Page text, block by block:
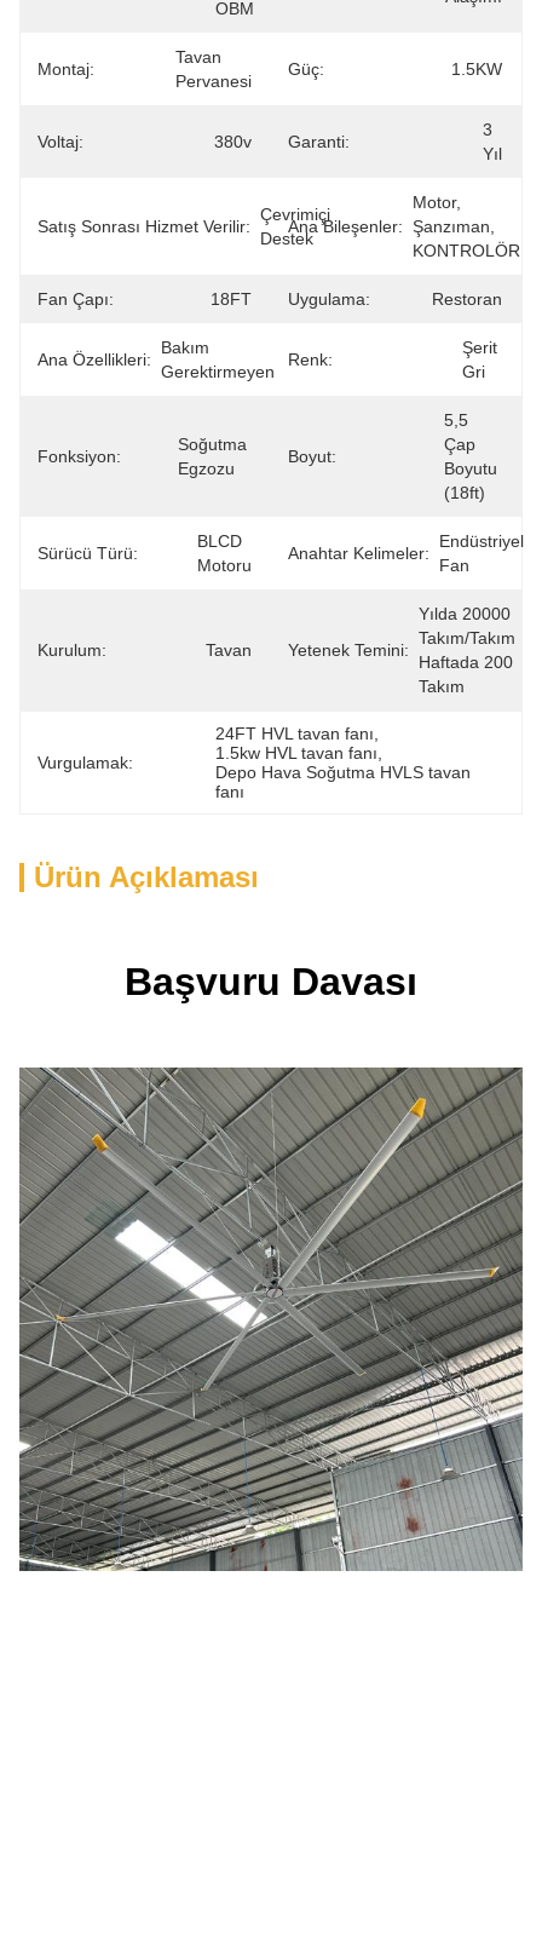
OBM
Montaj:
Tavan
Pervanesi
Güç: 1.5KW
Voltaj: 380v Garanti:
3
Yıl
Satış Sonrası Hizmet Verilir:
Çevrimiçi
Destek
Ana Bileşenler:
Motor,
Şanzıman,
KONTROLÖR
Fan Çapı: 18FT Uygulama: Restoran
Ana Özellikleri:
Bakım
Gerektirmeyen
Renk:
Şerit
Gri
Fonksiyon:
Soğutma
Egzozu
Boyut:
5,5
Çap
Boyutu
(18ft)
Sürücü Türü:
BLCD
Motoru
Anahtar Kelimeler:
Endüstriyel
Fan
Kurulum: Tavan Yetenek Temini:
Yılda 20000
Takım/Takım
Haftada 200
Takım
Vurgulamak:
24FT HVL tavan fanı
1.5kw HVL tavan fanı
Depo Hava Soğutma HVLS tavan
fanı
Ürün Açıklaması
Başvuru Davası